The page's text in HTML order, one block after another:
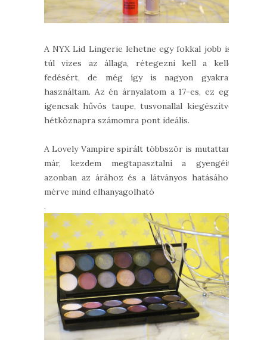
A NYX Lid Lingerie lehetne egy fokkal jobb is,
túl vizes az állaga, rétegezni kell a kellő
fedésért, de még így is nagyon gyakran
használtam. Az én árnyalatom a 17-es, ez egy
igencsak hűvös taupe, tusvonallal kiegészítve
hétköznapra számomra pont ideális.
A Lovely Vampire spirált többször is mutattam
már, kezdem megtapasztalni a gyengéit,
azonban az árához és a látványos hatásához
mérve mind elhanyagolható
.